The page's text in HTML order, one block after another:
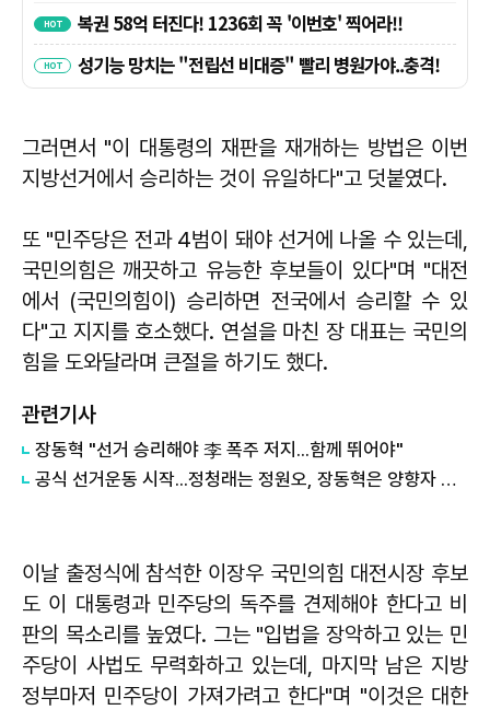
그러면서 "이 대통령의 재판을 재개하는 방법은 이번
지방선거에서 승리하는 것이 유일하다"고 덧붙였다.
또 "민주당은 전과 4범이 돼야 선거에 나올 수 있는데,
국민의힘은 깨끗하고 유능한 후보들이 있다"며 "대전
에서 (국민의힘이) 승리하면 전국에서 승리할 수 있
다"고 지지를 호소했다. 연설을 마친 장 대표는 국민의
힘을 도와달라며 큰절을 하기도 했다.
관련기사
장동혁 "선거 승리해야 李 폭주 저지...함께 뛰어야"
공식 선거운동 시작...정청래는 정원오, 장동혁은 양향자 찾았다
이날 출정식에 참석한 이장우 국민의힘 대전시장 후보
도 이 대통령과 민주당의 독주를 견제해야 한다고 비
판의 목소리를 높였다. 그는 "입법을 장악하고 있는 민
주당이 사법도 무력화하고 있는데, 마지막 남은 지방
정부마저 민주당이 가져가려고 한다"며 "이것은 대한